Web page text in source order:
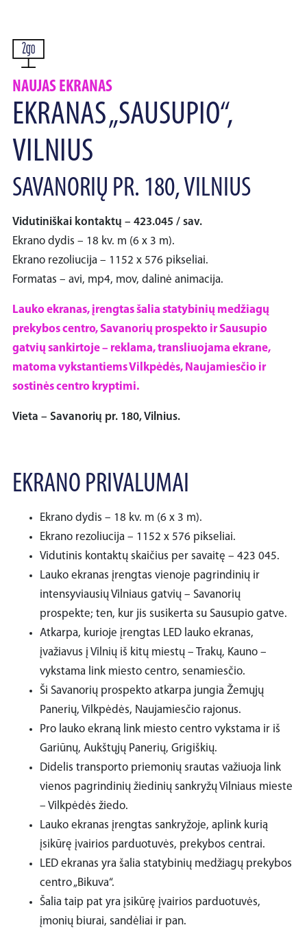
NAUJAS EKRANAS
EKRANAS „SAUSUPIO“,
VILNIUS
SAVANORIŲ PR. 180, VILNIUS
Vidutiniškai kontaktų – 423.045 / sav.
Ekrano dydis – 18 kv. m (6 x 3 m).
Ekrano rezoliucija – 1152 x 576 pikseliai.
Formatas – avi, mp4, mov, dalinė animacija.
Lauko ekranas, įrengtas šalia statybinių medžiagų
prekybos centro, Savanorių prospekto ir Sausupio
gatvių sankirtoje – reklama, transliuojama ekrane,
matoma vykstantiems Vilkpėdės, Naujamiesčio ir
sostinės centro kryptimi.
Vieta – Savanorių pr. 180, Vilnius.
EKRANO PRIVALUMAI
Ekrano dydis – 18 kv. m (6 x 3 m).
Ekrano rezoliucija – 1152 x 576 pikseliai.
Vidutinis kontaktų skaičius per savaitę – 423 045.
Lauko ekranas įrengtas vienoje pagrindinių ir
intensyviausių Vilniaus gatvių – Savanorių
prospekte; ten, kur jis susikerta su Sausupio gatve.
Atkarpa, kurioje įrengtas LED lauko ekranas,
įvažiavus į Vilnių iš kitų miestų – Trakų, Kauno –
vykstama link miesto centro, senamiesčio.
Ši Savanorių prospekto atkarpa jungia Žemųjų
Panerių, Vilkpėdės, Naujamiesčio rajonus.
Pro lauko ekraną link miesto centro vykstama ir iš
Gariūnų, Aukštųjų Panerių, Grigiškių.
Didelis transporto priemonių srautas važiuoja link
vienos pagrindinių žiedinių sankryžų Vilniaus mieste
– Vilkpėdės žiedo.
Lauko ekranas įrengtas sankryžoje, aplink kurią
įsikūrę įvairios parduotuvės, prekybos centrai.
LED ekranas yra šalia statybinių medžiagų prekybos
centro „Bikuva“.
Šalia taip pat yra įsikūrę įvairios parduotuvės,
įmonių biurai, sandėliai ir pan.